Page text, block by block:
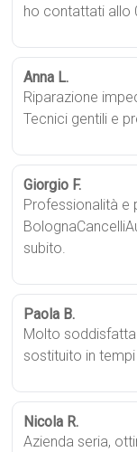
ho contattati allo
Anna L.
Riparazione
Tecnici gentili e
Giorgio F.
Professionalità e
subito.
Paola B.
Molto
sostituito in
Nicola R.
Azienda seria,